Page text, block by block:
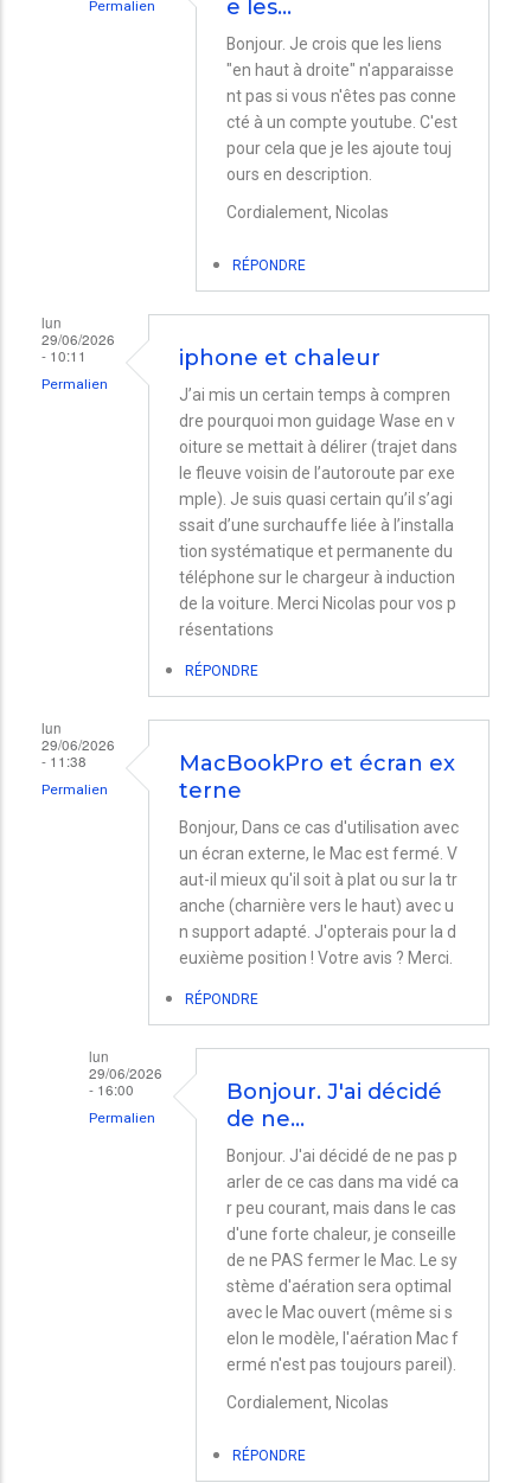
Permalien e les…
Bonjour. Je crois que les liens
"en haut à droite" n'apparaisse
nt pas si vous n'êtes pas conne
cté à un compte youtube. C'est
pour cela que je les ajoute touj
ours en description.
Cordialement, Nicolas
RÉPONDRE
lun
29/06/2026
- 10:11
Permalien
iphone et chaleur
J’ai mis un certain temps à compren
dre pourquoi mon guidage Wase en v
oiture se mettait à délirer (trajet dans
le fleuve voisin de l’autoroute par exe
mple). Je suis quasi certain qu’il s’agi
ssait d’une surchauffe liée à l’installa
tion systématique et permanente du
téléphone sur le chargeur à induction
de la voiture. Merci Nicolas pour vos p
résentations
RÉPONDRE
lun
29/06/2026
- 11:38
Permalien
MacBookPro et écran ex
terne
Bonjour, Dans ce cas d'utilisation avec
un écran externe, le Mac est fermé. V
aut-il mieux qu'il soit à plat ou sur la tr
anche (charnière vers le haut) avec u
n support adapté. J'opterais pour la d
euxième position ! Votre avis ? Merci.
RÉPONDRE
lun
29/06/2026
- 16:00
Permalien
Bonjour. J'ai décidé
de ne…
Bonjour. J'ai décidé de ne pas p
arler de ce cas dans ma vidé ca
r peu courant, mais dans le cas
d'une forte chaleur, je conseille
de ne PAS fermer le Mac. Le sy
stème d'aération sera optimal
avec le Mac ouvert (même si s
elon le modèle, l'aération Mac f
ermé n'est pas toujours pareil).
Cordialement, Nicolas
RÉPONDRE